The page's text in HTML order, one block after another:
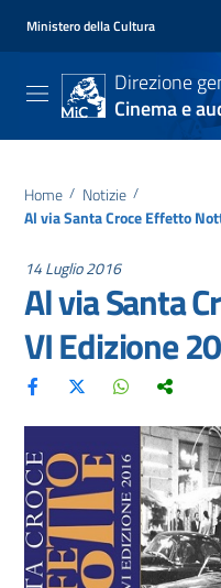
Ministero della Cultura
Direzione
Cinema e
Home / Notizie /
Al via Santa Croce Effetto
14 Luglio 2016
Al via Santa
VI Edizione